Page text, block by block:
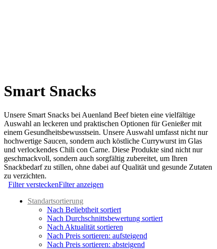
Smart Snacks
Unsere Smart Snacks bei Auenland Beef bieten eine vielfältige
Auswahl an leckeren und praktischen Optionen für Genießer mit
einem Gesundheitsbewusstsein. Unsere Auswahl umfasst nicht nur
hochwertige Saucen, sondern auch köstliche Currywurst im Glas
und verlockendes Chili con Carne. Diese Produkte sind nicht nur
geschmackvoll, sondern auch sorgfältig zubereitet, um Ihren
Snackbedarf zu stillen, ohne dabei auf Qualität und gesunde Zutaten
zu verzichten.
Filter versteckenFilter anzeigen
Standartsortierung
Nach Beliebtheit sortiert
Nach Durchschnittsbewertung sortiert
Nach Aktualität sortieren
Nach Preis sortieren: aufsteigend
Nach Preis sortieren: absteigend